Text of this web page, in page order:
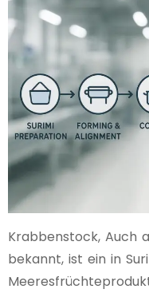
Krabbenstock, Auch
bekannt, ist ein in